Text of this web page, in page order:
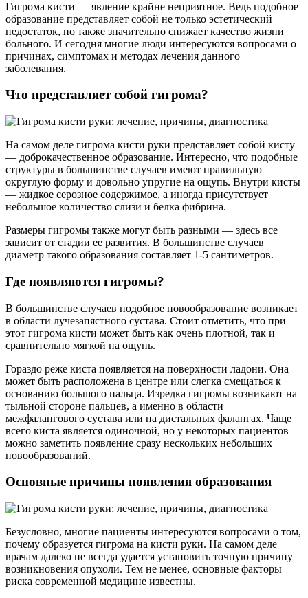
Гигрома кисти — явление крайне неприятное. Ведь подобное
образование представляет собой не только эстетический
недостаток, но также значительно снижает качество жизни
больного. И сегодня многие люди интересуются вопросами о
причинах, симптомах и методах лечения данного
заболевания.
Что представляет собой гигрома?
На самом деле гигрома кисти руки представляет собой кисту
— доброкачественное образование. Интересно, что подобные
структуры в большинстве случаев имеют правильную
округлую форму и довольно упругие на ощупь. Внутри кисты
— жидкое серозное содержимое, а иногда присутствует
небольшое количество слизи и белка фибрина.
Размеры гигромы также могут быть разными — здесь все
зависит от стадии ее развития. В большинстве случаев
диаметр такого образования составляет 1-5 сантиметров.
Где появляются гигромы?
В большинстве случаев подобное новообразование возникает
в области лучезапястного сустава. Стоит отметить, что при
этот гигрома кисти может быть как очень плотной, так и
сравнительно мягкой на ощупь.
Гораздо реже киста появляется на поверхности ладони. Она
может быть расположена в центре или слегка смещаться к
основанию большого пальца. Изредка гигромы возникают на
тыльной стороне пальцев, а именно в области
межфалангового сустава или на дистальных фалангах. Чаще
всего киста является одиночной, но у некоторых пациентов
можно заметить появление сразу нескольких небольших
новообразований.
Основные причины появления образования
Безусловно, многие пациенты интересуются вопросами о том,
почему образуется гигрома на кисти руки. На самом деле
врачам далеко не всегда удается установить точную причину
возникновения опухоли. Тем не менее, основные факторы
риска современной медицине известны.